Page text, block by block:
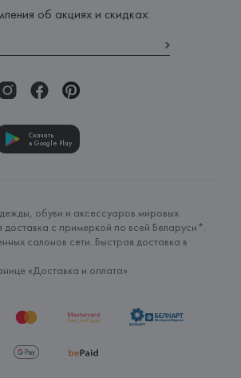
об акциях и скидках:
Скачать
в Google Play
обуви и аксессуаров мировых
доставка с примеркой по всей Беларуси*.
салонов сети. Быстрая доставка в
«Доставка и оплата»